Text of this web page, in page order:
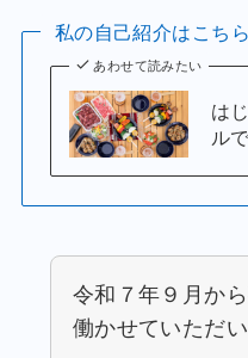
私の自己紹介はこち
あわせて読みたい
は
ル
令和７年９月か
働かせていただ